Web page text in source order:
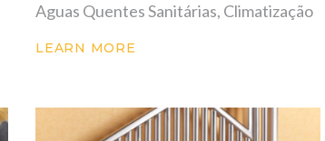
Aguas Quentes Sanitárias, Climatização
LEARN MORE